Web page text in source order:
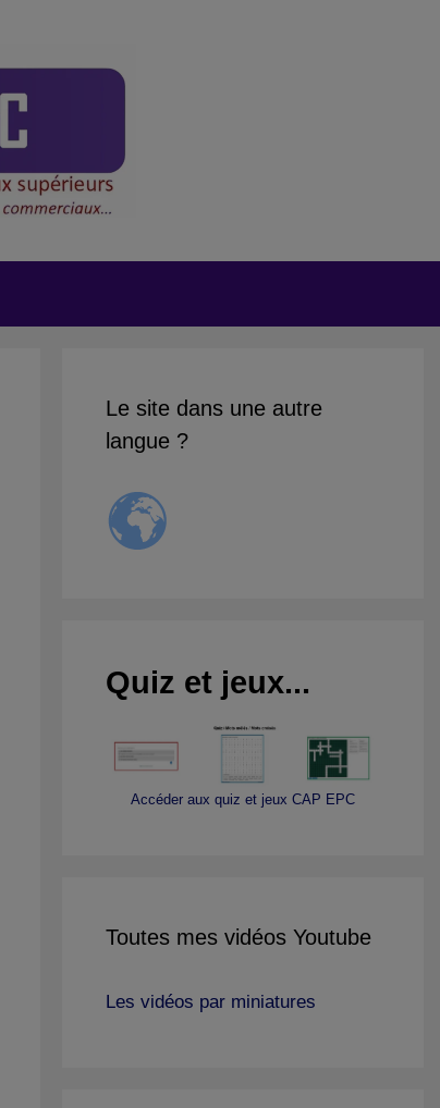
Le site dans une autre
langue ?
Quiz et jeux...
Accéder aux quiz et jeux CAP EPC
Toutes mes vidéos Youtube
Les vidéos par miniatures